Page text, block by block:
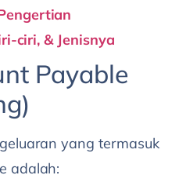
ciri, & Jenisnya
Payable
yang termasuk
adalah: